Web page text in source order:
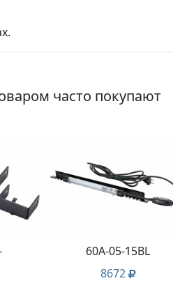
часто покупают
60A-05-15BL
8672